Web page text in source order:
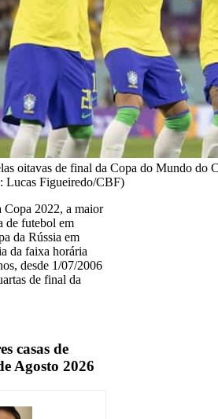
oitavas de final da Copa do Mundo do
Lucas Figueiredo/CBF)
Copa 2022, a maior
de futebol em
da Rússia em
da faixa horária
desde 1/07/2006
de final da
casas de
Agosto 2026